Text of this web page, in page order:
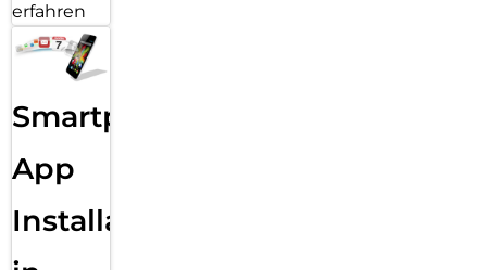
erfahren
Smartphone
App
Installation